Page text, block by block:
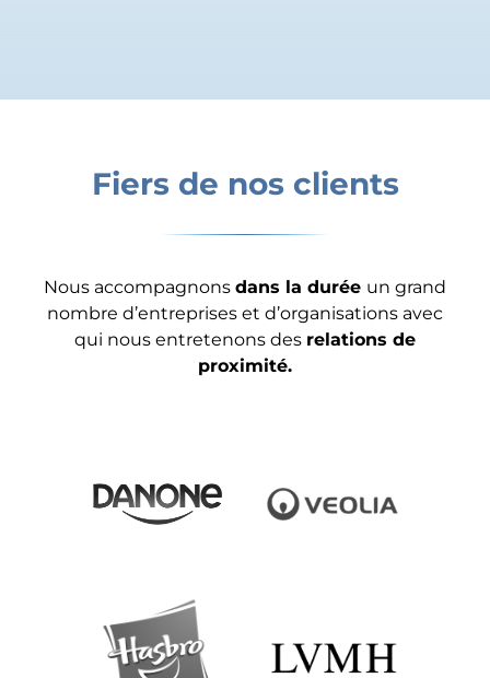
Fiers de nos clients
Nous accompagnons dans la durée un grand
nombre d’entreprises et d’organisations avec
qui nous entretenons des relations de
proximité.